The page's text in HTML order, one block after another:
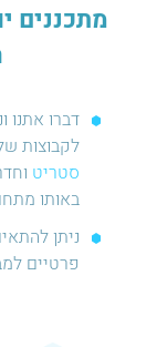
מתכננים
דברו אתנו
לקבוצות של עד 25
סטריט
באותו
ניתן
פרטיים